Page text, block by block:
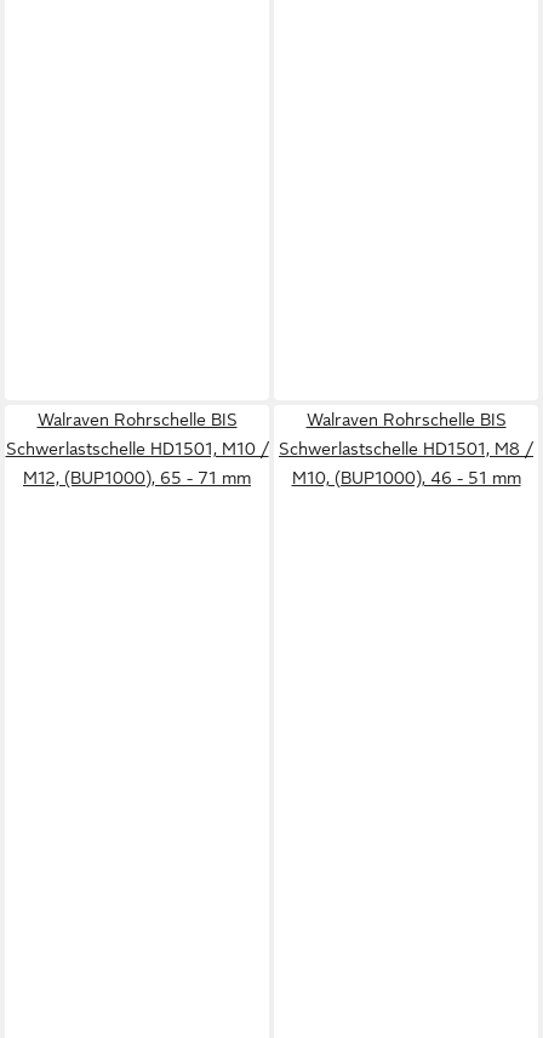
Walraven Rohrschelle BIS
Schwerlastschelle HD1501, M10 /
M12, (BUP1000), 65 - 71 mm
Walraven Rohrschelle BIS
Schwerlastschelle HD1501, M8 /
M10, (BUP1000), 46 - 51 mm